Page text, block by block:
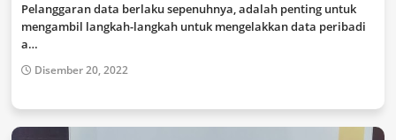
Pelanggaran data berlaku sepenuhnya, adalah penting untuk
mengambil langkah-langkah untuk mengelakkan data peribadi
a…
Disember 20, 2022